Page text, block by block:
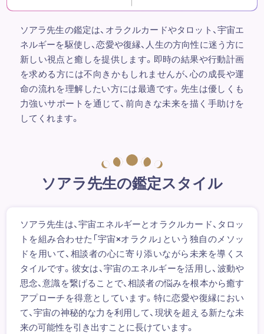
ソアラ先生の鑑定は、オラクルカードやタロット、宇宙エ
ネルギーを駆使し、恋愛や復縁、人生の方向性に迷う方に
新しい視点と癒しを提供します。即時の結果や行動計画
を求める方には不向きかもしれませんが、心の成長や運
命の流れを理解したい方には最適です。先生は優しくも
力強いサポートを通じて、前向きな未来を描く手助けを
してくれます。
ソアラ先生の鑑定スタイル
ソアラ先生は、宇宙エネルギーとオラクルカード、タロッ
トを組み合わせた「宇宙×オラクル」という独自のメソッ
ドを用いて、相談者の心に寄り添いながら未来を導くス
タイルです。彼女は、宇宙のエネルギーを活用し、波動や
思念、意識を繋げることで、相談者の悩みを根本から癒す
アプローチを得意としています。特に恋愛や復縁におい
て、宇宙の神秘的な力を利用して、現状を超える新たな未
来の可能性を引き出すことに長けています。